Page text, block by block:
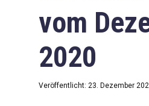
vom
2020
Veröffentlicht: 23. Dezember